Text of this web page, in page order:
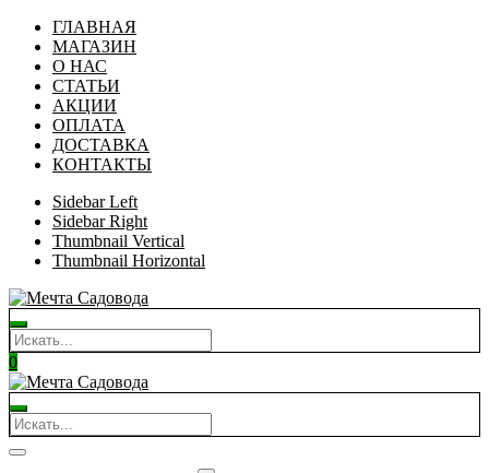
ГЛАВНАЯ
МАГАЗИН
О НАС
СТАТЬИ
АКЦИИ
ОПЛАТА
ДОСТАВКА
КОНТАКТЫ
Sidebar Left
Sidebar Right
Thumbnail Vertical
Thumbnail Horizontal
0